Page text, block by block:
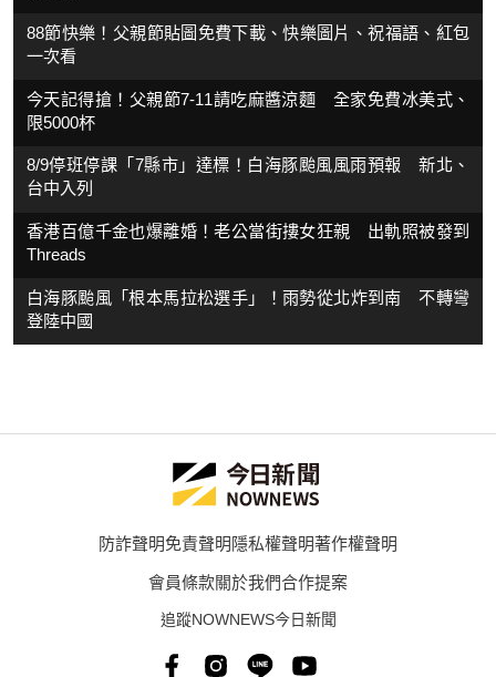
88節快樂！父親節貼圖免費下載、快樂圖片、祝福語、紅包
一次看
今天記得搶！父親節7-11請吃麻醬涼麵 全家免費冰美式、
限5000杯
8/9停班停課「7縣市」達標！白海豚颱風風雨預報 新北、
台中入列
香港百億千金也爆離婚！老公當街摟女狂親 出軌照被發到
Threads
白海豚颱風「根本馬拉松選手」！雨勢從北炸到南 不轉彎
登陸中國
防詐聲明免責聲明隱私權聲明著作權聲明
會員條款關於我們合作提案
追蹤NOWNEWS今日新聞